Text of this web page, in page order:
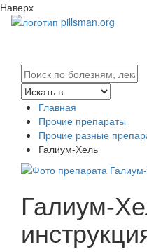
Наверх
Главная
Прочие препараты
Прочие разные
Галиум-Хель
Галиум-